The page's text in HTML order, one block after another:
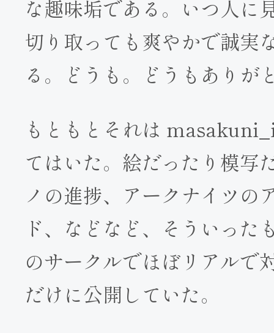
な趣味垢である。いつ人に
切り取っても爽やかで誠実
る。どうも。どうもありが
もともとそれは
てはいた。絵だったり模写
ノの進捗、アークナイツの
ド、などなど、そういっ
のサークルでほぼリアルで
だけに公開していた。